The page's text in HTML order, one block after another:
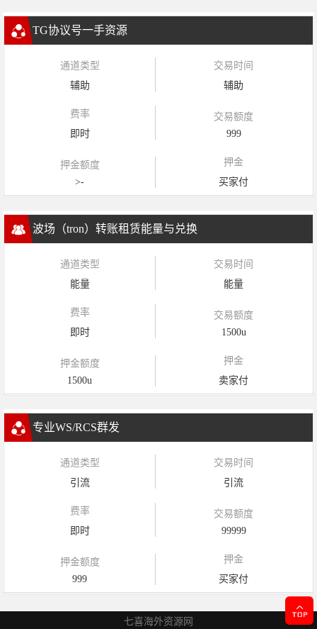
TG协议号一手资源
通道类型
辅助
交易时间
辅助
费率
即时
交易额度
999
押金额度
>-
押金
买家付
波场（tron）转账租赁能量与兑换
通道类型
能量
交易时间
能量
费率
即时
交易额度
1500u
押金额度
1500u
押金
卖家付
专业WS/RCS群发
通道类型
引流
交易时间
引流
费率
即时
交易额度
99999
押金额度
999
押金
买家付
七喜海外资源网